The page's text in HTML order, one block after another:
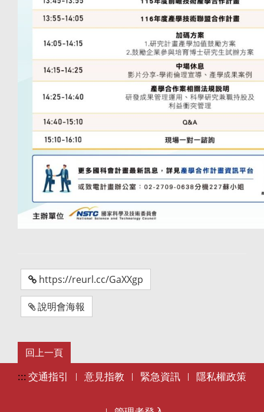
https://reurl.cc/GaXXgp
說明會海報
:::交通指引 | 意見指教 | 緊急資訊 | 隱私權政策